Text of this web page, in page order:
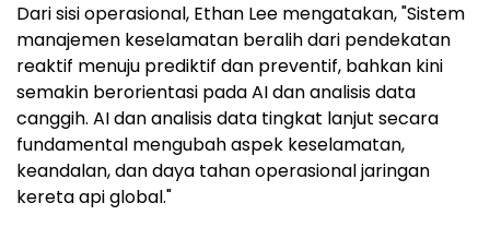
Dari sisi operasional, Ethan Lee mengatakan, "Sistem
manajemen keselamatan beralih dari pendekatan
reaktif menuju prediktif dan preventif, bahkan kini
semakin berorientasi pada AI dan analisis data
canggih. AI dan analisis data tingkat lanjut secara
fundamental mengubah aspek keselamatan,
keandalan, dan daya tahan operasional jaringan
kereta api global."